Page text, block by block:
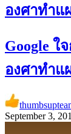
องศาทำแ
Google ใ
องศาทำแ
September 3,